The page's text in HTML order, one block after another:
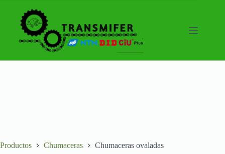
contenido
Productos Chumaceras Chumaceras ovaladas